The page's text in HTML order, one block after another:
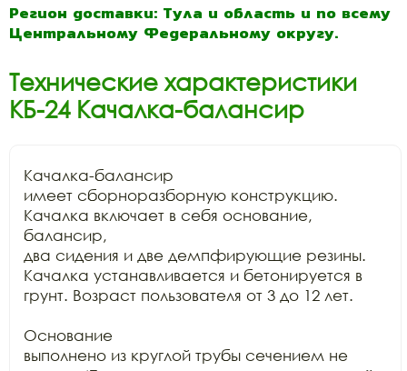
Регион доставки: Тула и область и по всему
Центральному Федеральному округу.
Технические характеристики
КБ-24 Качалка-балансир
Качалка-балансир
имеет сборноразборную конструкцию.
Качалка включает в себя основание,
балансир,
два сидения и две демпфирующие резины.
Качалка устанавливается и бетонируется в
грунт. Возраст пользователя от 3 до 12 лет.
Основание
выполнено из круглой трубы сечением не